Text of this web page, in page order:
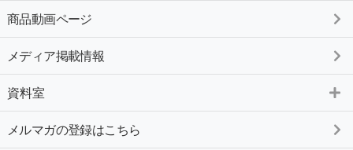
商品動画ページ
メディア掲載情報
資料室
メルマガの登録はこちら